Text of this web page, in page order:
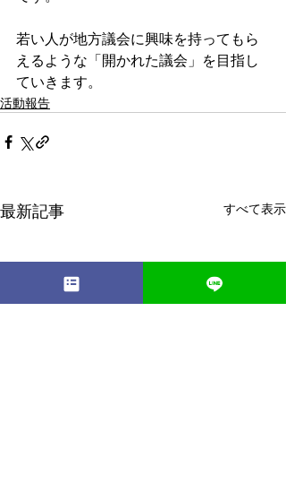
若い人が地方議会に興味を持ってもら
えるような「開かれた議会」を目指し
ていきます。
活動報告
最新記事 すべて表示